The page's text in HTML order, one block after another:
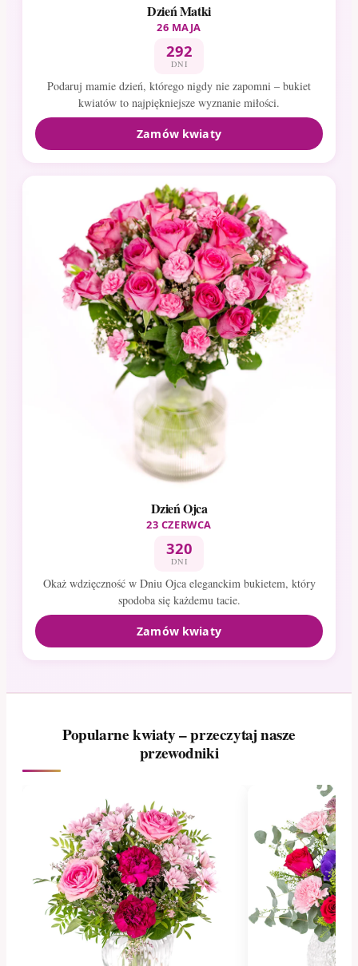
Dzień Matki
26 MAJA
292
DNI
Podaruj mamie dzień, którego nigdy nie zapomni – bukiet
kwiatów to najpiękniejsze wyznanie miłości.
Zamów kwiaty
Dzień Ojca
23 CZERWCA
320
DNI
Okaż wdzięczność w Dniu Ojca eleganckim bukietem, który
spodoba się każdemu tacie.
Zamów kwiaty
Popularne kwiaty – przeczytaj nasze
przewodniki